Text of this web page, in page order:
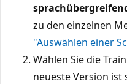
zu den einzelnen
"Auswählen einer
Wählen Sie die
neueste Version